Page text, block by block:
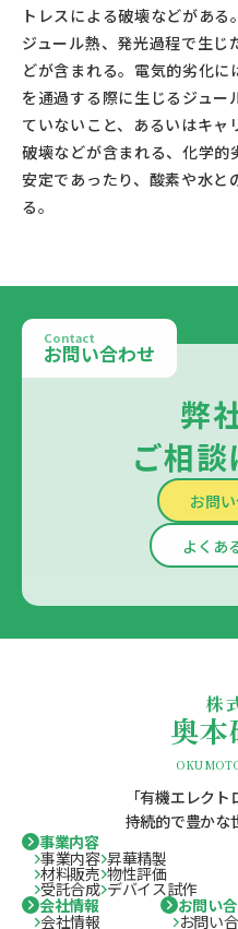
トレスによる破壊などがあ
ジュール熱、発光過程で生
どが含まれる。電気的劣化
を通過する際に生じるジュー
ていないこと、あるいはキャ
破壊などが含まれる、化学
安定であったり、酸素や水と
Contact
お問い合わせ
弊
ご相談
お問
よくあ
株
奥
「有機エレク
持続的で豊かな
事業内容
事業内容
材料販売
受託合成
昇華精製
物性評価
デバイス試作
会社情報
会社情報
お問い
お問い